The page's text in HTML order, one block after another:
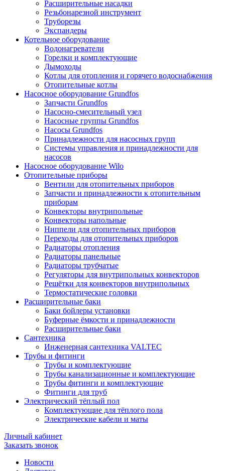
Расширительные насадки
Резьбонарезной инструмент
Труборезы
Экспандеры
Котельное оборудование
Водонагреватели
Горелки и комплектующие
Дымоходы
Котлы для отопления и горячего водоснабжения
Отопительные котлы
Насосное оборудование Grundfos
Запчасти Grundfos
Насосно-смесительный узел
Насосные группы Grundfos
Насосы Grundfos
Принадлежности для насосных групп
Системы управления и принадлежности для
насосов
Насосное оборудование Wilo
Отопительные приборы
Вентили для отопительных приборов
Запчасти и принадлежности к отопительным
приборам
Конвекторы внутрипольные
Конвекторы напольные
Ниппели для отопительных приборов
Переходы для отопительных приборов
Радиаторы отопления
Радиаторы панельные
Радиаторы трубчатые
Регуляторы для внутрипольных конвекторов
Решётки для конвекторов внутрипольных
Термостатические головки
Расширительные баки
Баки бойлеры установки
Буферные ёмкости и принадлежности
Расширительные баки
Сантехника
Инженерная сантехника VALTEC
Трубы и фитинги
Трубы и комплектующие
Трубы канализационные и комплектующие
Трубы фитинги и комплектующие
Фитинги для труб
Электрический тёплый пол
Комплектующие для тёплого пола
Электрические кабели и маты
Личный кабинет
Заказать звонок
Новости